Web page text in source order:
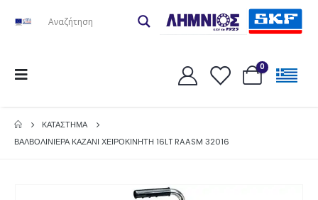
0
ΚΑΤΆΣΤΗΜΑ
ΒΑΛΒΟΛΙΝΙΕΡΑ ΚΑΖΑΝΙ ΧΕΙΡΟΚΙΝΗΤΗ 16LT RAASM 32016